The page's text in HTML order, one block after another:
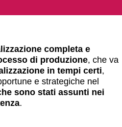
completa e
di produzione, che va
in tempi certi,
e strategiche nel
sono stati assunti nei
.